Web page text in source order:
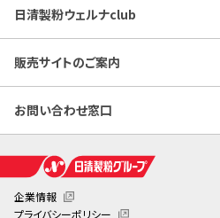
日清製粉ウェルナclub
販売サイトのご案内
お問い合わせ窓口
企業情報
プライバシーポリシー